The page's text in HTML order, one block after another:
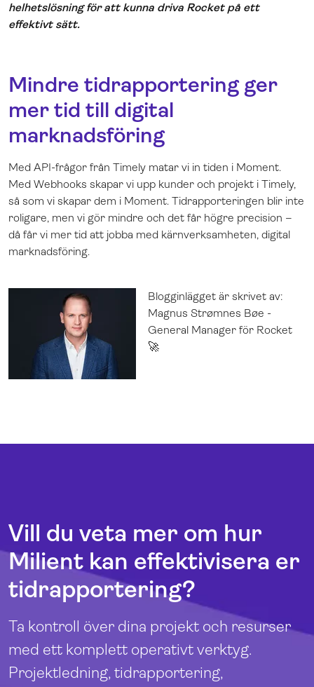
helhetslösning för att kunna driva Rocket på ett
effektivt sätt.
Mindre tidrapportering ger
mer tid till digital
marknadsföring
Med API-frågor från Timely matar vi in ​​tiden i Moment.
Med Webhooks skapar vi upp kunder och projekt i Timely,
så som vi skapar dem i Moment. Tidrapporteringen blir inte
roligare, men vi gör mindre och det får högre precision –
då får vi mer tid att jobba med kärnverksamheten, digital
marknadsföring.
Blogginlägget är skrivet av:
Magnus Strømnes Bøe -
General Manager för Rocket
🚀
Vill du veta mer om hur
Milient kan effektivisera er
tidrapportering?
Ta kontroll över dina projekt och resurser
med ett komplett operativt verktyg.
Projektledning, tidrapportering,